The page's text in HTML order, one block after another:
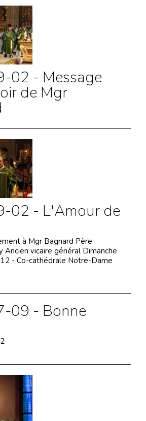
02 - Message
de Mgr
02 - L'Amour de
à Mgr Bagnard Père
Ancien vicaire général Dimanche
- Co-cathédrale Notre-Dame
09 - Bonne